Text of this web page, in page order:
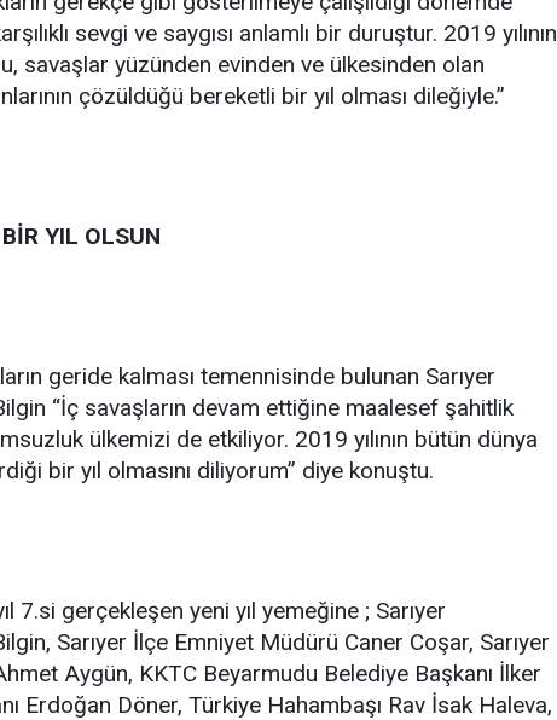
sevgi ve saygısı anlamlı bir duruştur. 2019 yılının
savaşlar yüzünden evinden ve ülkesinden olan
çözüldüğü bereketli bir yıl olması dileğiyle.”
YIL OLSUN
geride kalması temennisinde bulunan Sarıyer
“İç savaşların devam ettiğine maalesef şahitlik
ülkemizi de etkiliyor. 2019 yılının bütün dünya
bir yıl olmasını diliyorum” diye konuştu.
7.si gerçekleşen yeni yıl yemeğine ; Sarıyer
Sarıyer İlçe Emniyet Müdürü Caner Coşar, Sarıyer
Aygün, KKTC Beyarmudu Belediye Başkanı İlker
Erdoğan Döner, Türkiye Hahambaşı Rav İsak Haleva,